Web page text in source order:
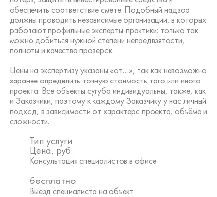
обеспечить соответствие смете. Подобный надзор
должны проводить независимые организации, в которых
работают профильные эксперты-практики: только так
можно добиться нужной степени непредвзятости,
полноты и качества проверок.
Цены на экспертизу указаны «от…», так как невозможно
заранее определить точную стоимость того или иного
проекта. Все объекты сугубо индивидуальны, также, как
и Заказчики, поэтому к каждому Заказчику у нас личный
подход, в зависимости от характера проекта, объёма и
сложности.
Тип услуги
Цена, руб.
Консультация специалистов в офисе
бесплатно
Выезд специалиста на объект